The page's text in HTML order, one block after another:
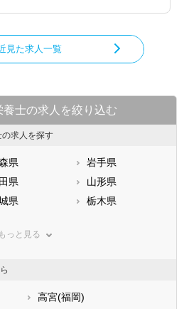
見た求人一覧
養士の求人を絞り込む
求人を探す
県
岩手県
県
山形県
県
栃木県
奈川県
県
もっと見る
高宮(福岡)